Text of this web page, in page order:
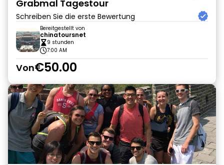
Grabmal Tagestour
Schreiben Sie die erste Bewertung
Bereitgestellt von
chinatoursnet
9 stunden
7:00 AM
Von€50.00